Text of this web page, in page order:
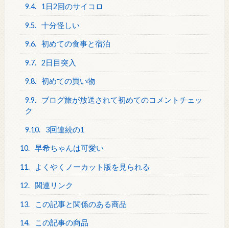
9.4. 1日2回のサイコロ
9.5. 十分怪しい
9.6. 初めての食事と宿泊
9.7. 2日目突入
9.8. 初めての買い物
9.9.
ブログ旅が放送されて初めてのコメントチェッ
ク
9.10. 3回連続の1
10. 早希ちゃんは可愛い
11. よくやくノーカット版を見られる
12. 関連リンク
13. この記事と関係のある商品
14. この記事の商品